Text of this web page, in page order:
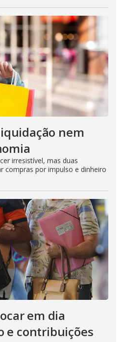
nem
irresistível, mas duas
compras por impulso e dinheiro
em dia
e contribuições